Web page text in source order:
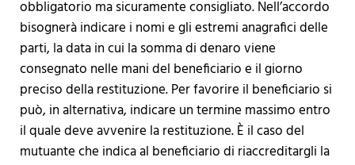
obbligatorio ma sicuramente consigliato. Nell’accordo
bisognerà indicare i nomi e gli estremi anagrafici delle
parti, la data in cui la somma di denaro viene
consegnato nelle mani del beneficiario e il giorno
preciso della restituzione. Per favorire il beneficiario si
può, in alternativa, indicare un termine massimo entro
il quale deve avvenire la restituzione. È il caso del
mutuante che indica al beneficiario di riaccreditargli la